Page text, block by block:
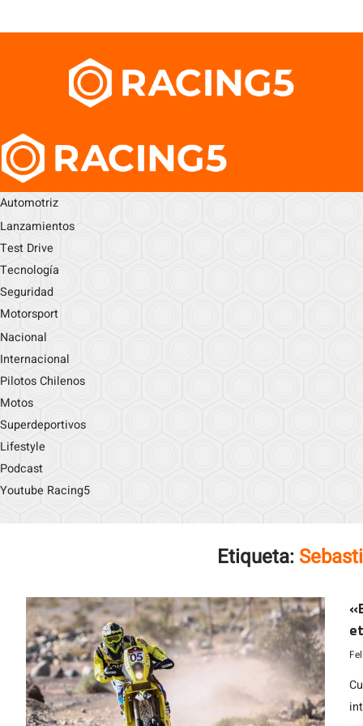
Automotriz
Lanzamientos
Test Drive
Tecnología
Seguridad
Motorsport
Nacional
Internacional
Pilotos Chilenos
Motos
Superdeportivos
Lifestyle
Podcast
Youtube Racing5
Etiqueta: